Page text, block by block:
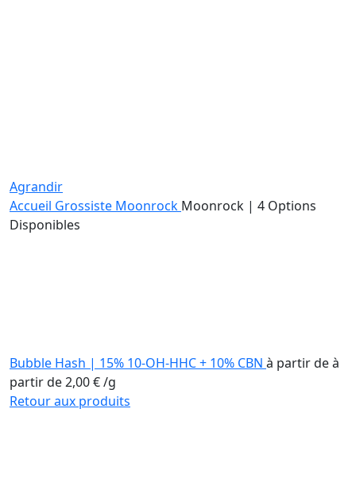
Agrandir
Accueil Grossiste Moonrock Moonrock | 4 Options
Disponibles
Bubble Hash | 15% 10-OH-HHC + 10% CBN à partir deà
partir de2,00€/g
Retour aux produits